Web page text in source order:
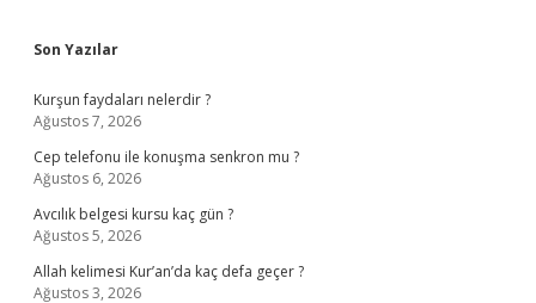
Sidebar
Son Yazılar
Kurşun faydaları nelerdir ?
Ağustos 7, 2026
Cep telefonu ile konuşma senkron mu ?
Ağustos 6, 2026
Avcılık belgesi kursu kaç gün ?
Ağustos 5, 2026
Allah kelimesi Kur’an’da kaç defa geçer ?
Ağustos 3, 2026